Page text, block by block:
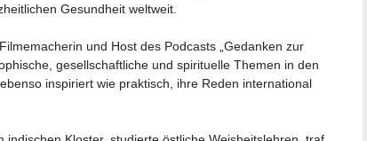
Gesundheit weltweit.
und Host des Podcasts „Gedanken zur
gesellschaftliche und spirituelle Themen in den
inspiriert wie praktisch, ihre Reden international